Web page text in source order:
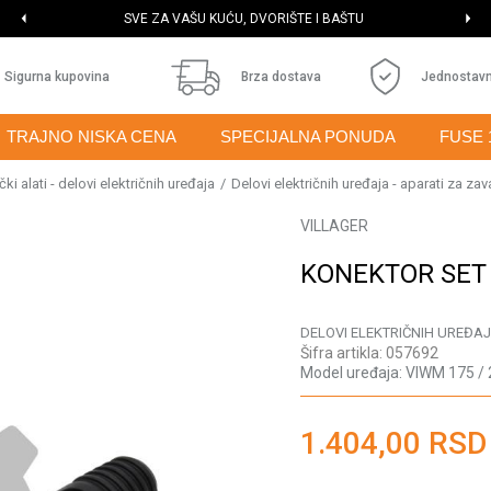
SVE ZA VAŠU KUĆU, DVORIŠTE I BAŠTU
Sigurna kupovina Brza dostava
TRAJNO NISKA CENA SPECIJALNA PONUDA FUSE
alati - delovi električnih uređaja Delovi električnih uređaja - aparati za
VILLAGER
KONEKTOR SET
DELOVI ELEKTRIČNIH
Šifra artikla: 057692
Model uređaja: VIWM 175 /
1.404,00 RSD